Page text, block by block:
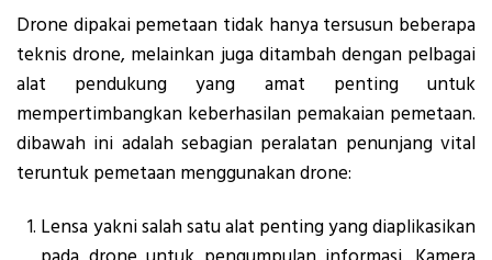
Drone dipakai pemetaan tidak hanya tersusun beberapa
teknis drone, melainkan juga ditambah dengan pelbagai
alat pendukung yang amat penting untuk
mempertimbangkan keberhasilan pemakaian pemetaan.
dibawah ini adalah sebagian peralatan penunjang vital
teruntuk pemetaan menggunakan drone:
Lensa yakni salah satu alat penting yang diaplikasikan